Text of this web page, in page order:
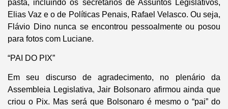
pasta, incluindo os secretários de Assuntos Legislativos,
Elias Vaz e o de Políticas Penais, Rafael Velasco. Ou seja,
Flávio Dino nunca se encontrou pessoalmente ou posou
para fotos com Luciane.
“PAI DO PIX”
Em seu discurso de agradecimento, no plenário da
Assembleia Legislativa, Jair Bolsonaro afirmou ainda que
criou o Pix. Mas será que Bolsonaro é mesmo o “pai” do